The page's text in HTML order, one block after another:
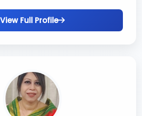
View Full Profile